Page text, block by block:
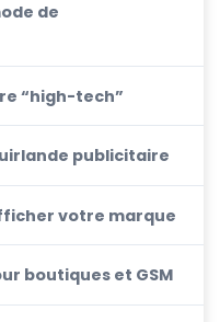
de
“high-tech”
publicitaire
votre marque
boutiques et GSM